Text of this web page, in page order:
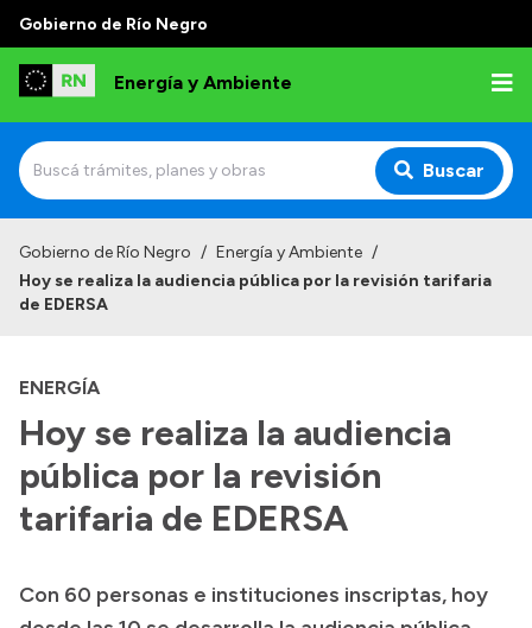
Gobierno de Río Negro
Energía y Ambiente
Buscar
Institucional
Autoridades
Normativa
Reportes
Presupuesto
Gobierno de Río Negro / Energía y Ambiente /
Hoy se realiza la audiencia pública por la revisión tarifaria
de EDERSA
ENERGÍA
Hoy se realiza la audiencia
pública por la revisión
tarifaria de EDERSA
Con 60 personas e instituciones inscriptas, hoy